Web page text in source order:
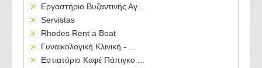
Εργαστήριο Βυζαντινής Αγ...
Servistas
Rhodes Rent a Boat
Γυναικολογική Κλινική - ...
Εστιατόριο Καφέ Πάπιγκο ...